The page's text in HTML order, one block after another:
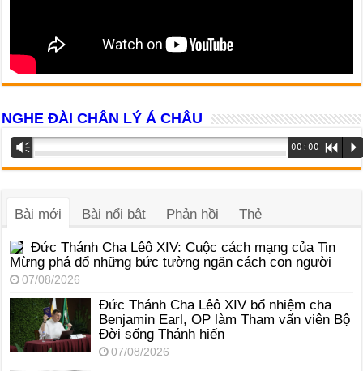
NGHE ĐÀI CHÂN LÝ Á CHÂU
Trình
phát
âm
Vm 00:00 R P
Bài mới Bài nổi bật Phản hồi Thẻ
Đức Thánh Cha Lêô XIV: Cuộc cách mạng của Tin
Mừng phá đổ những bức tường ngăn cách con người
07/08/2026
Đức Thánh Cha Lêô XIV bổ nhiệm cha
Benjamin Earl, OP làm Tham vấn viên Bộ
Đời sống Thánh hiến
07/08/2026